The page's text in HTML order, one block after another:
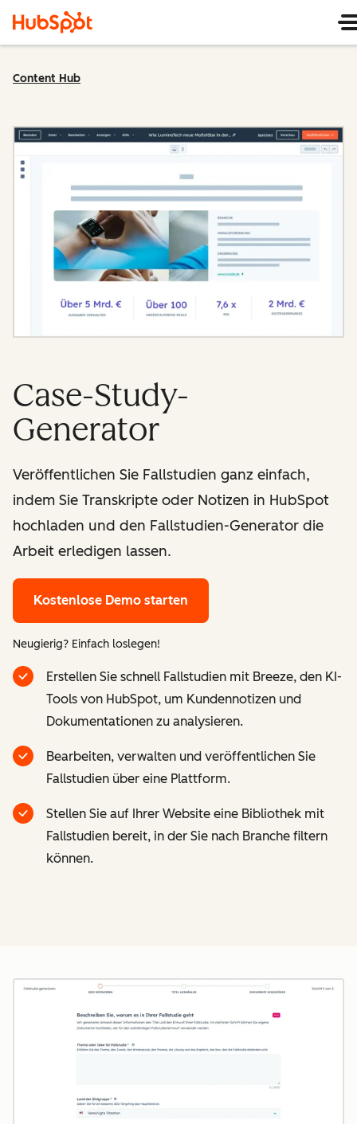
Content Hub
Case-Study-
Generator
Veröffentlichen Sie Fallstudien ganz einfach,
indem Sie Transkripte oder Notizen in HubSpot
hochladen und den Fallstudien-Generator die
Arbeit erledigen lassen.
Kostenlose Demo starten
Neugierig? Einfach loslegen!
Erstellen Sie schnell Fallstudien mit Breeze, den KI-
Tools von HubSpot, um Kundennotizen und
Dokumentationen zu analysieren.
Bearbeiten, verwalten und veröffentlichen Sie
Fallstudien über eine Plattform.
Stellen Sie auf Ihrer Website eine Bibliothek mit
Fallstudien bereit, in der Sie nach Branche filtern
können.